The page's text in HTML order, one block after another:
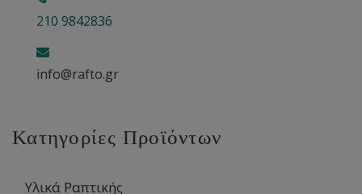
210 9842836
info@rafto.gr
Κατηγορίες Προϊόντων
Υλικά Ραπτικής